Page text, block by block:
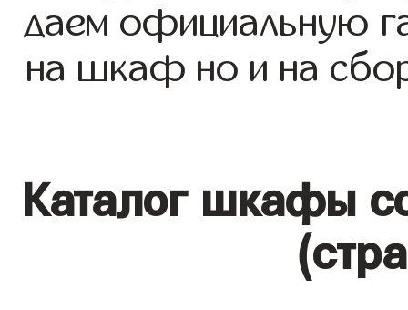
даем официальную
на шкаф но и на
Каталог шкафы